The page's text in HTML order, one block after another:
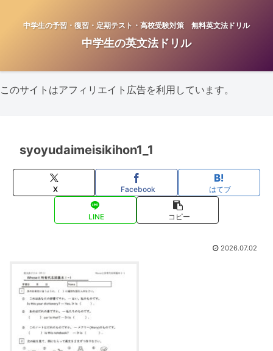
中学生の予習・復習・定期テスト・高校受験対策 無料英文法ドリル
中学生の英文法ドリル
このサイトはアフィリエイト広告を利用しています。
syoyudaimeisikihon1_1
X Facebook はてブ
LINE コピー
2026.07.02